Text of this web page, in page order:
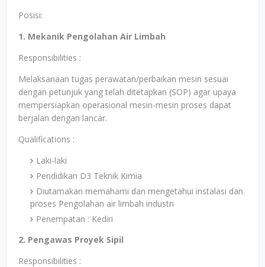
Posisi:
1. Mekanik Pengolahan Air Limbah
Responsibilities :
Melaksanaan tugas perawatan/perbaikan mesin sesuai
dengan petunjuk yang telah ditetapkan (SOP) agar upaya
mempersiapkan operasional mesin-mesin proses dapat
berjalan dengan lancar.
Qualifications :
Laki-laki
Pendidikan D3 Teknik Kimia
Diutamakan memahami dan mengetahui instalasi dan
proses Pengolahan air limbah industri
Penempatan : Kediri
2. Pengawas Proyek Sipil
Responsibilities :